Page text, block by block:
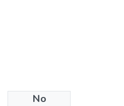
No